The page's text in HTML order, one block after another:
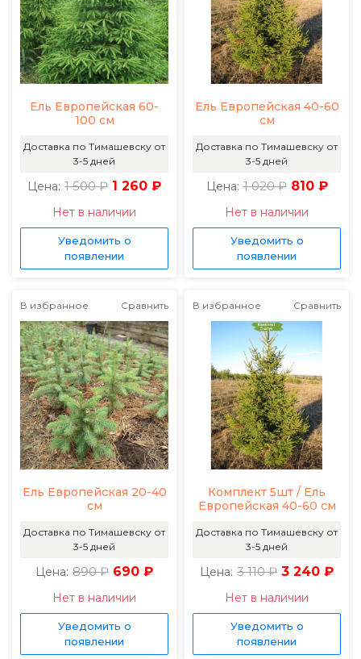
Ель Европейская 60-
100 см
Доставка по Тимашевску от
3-5 дней
Цена: 1 500 ₽ 1 260 ₽
Нет в наличии
Уведомить о
появлении
Ель Европейская 40-60
см
Доставка по Тимашевску от
3-5 дней
Цена: 1 020 ₽ 810 ₽
Нет в наличии
Уведомить о
появлении
В избранное Сравнить
Ель Европейская 20-40
см
Доставка по Тимашевску от
3-5 дней
Цена: 890 ₽ 690 ₽
Нет в наличии
Уведомить о
появлении
В избранное Сравнить
Комплект 5шт / Ель
Европейская 40-60 см
Доставка по Тимашевску от
3-5 дней
Цена: 3 110 ₽ 3 240 ₽
Нет в наличии
Уведомить о
появлении